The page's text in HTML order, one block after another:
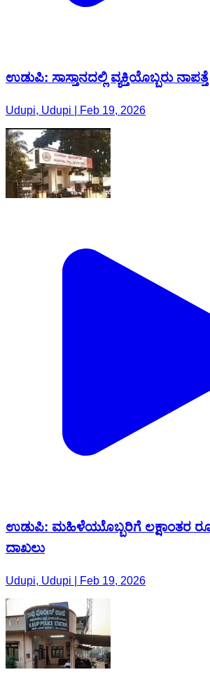
ಉಡುಪಿ: ಸಾಸ್ತಾನದಲ್ಲಿ ವ್ಯಕ್ತಿಯೊಬ್ಬರು
Udupi, Udupi | Feb 19, 2026
ಉಡುಪಿ: ಮಹಿಳೆಯುೊಬ್ಬರಿಗೆ ಲಕ್ಷಾಂತರ
ದಾಖಲು
Udupi, Udupi | Feb 19, 2026